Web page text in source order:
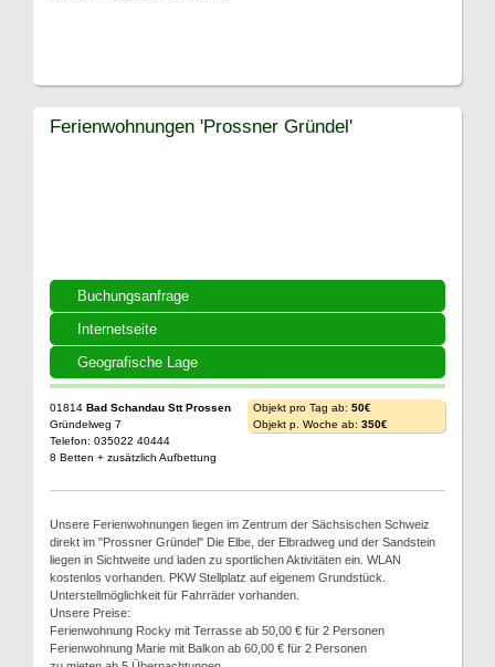
Buchungsanfrage
Internetseite
Geografische Lage
Ferienwohnungen 'Prossner Gründel'
01814 Bad Schandau Stt Prossen
Gründelweg 7
Telefon: 035022 40444
8 Betten + zusätzlich Aufbettung
Objekt pro Tag ab: 50€
Objekt p. Woche ab: 350€
Unsere Ferienwohnungen liegen im Zentrum der Sächsischen Schweiz
direkt im "Prossner Gründel" Die Elbe, der Elbradweg und der Sandstein
liegen in Sichtweite und laden zu sportlichen Aktivitäten ein. WLAN
kostenlos vorhanden. PKW Stellplatz auf eigenem Grundstück.
Unterstellmöglichkeit für Fahrräder vorhanden.
Unsere Preise:
Ferienwohnung Rocky mit Terrasse ab 50,00 € für 2 Personen
Ferienwohnung Marie mit Balkon ab 60,00 € für 2 Personen